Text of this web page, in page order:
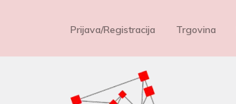
Prijava/Registracija Trgovina